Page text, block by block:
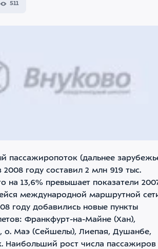
511
пассажиропоток (дальнее
2008 году составил 2 млн 919 тыс.
на 13,6% превышает показатели
международной маршрутной
году добавились новые пункты
Франкфурт-на-Майне (Хан),
о. Маэ (Сейшелы), Лиепая, Душанбе,
Наибольший рост числа пассажиров